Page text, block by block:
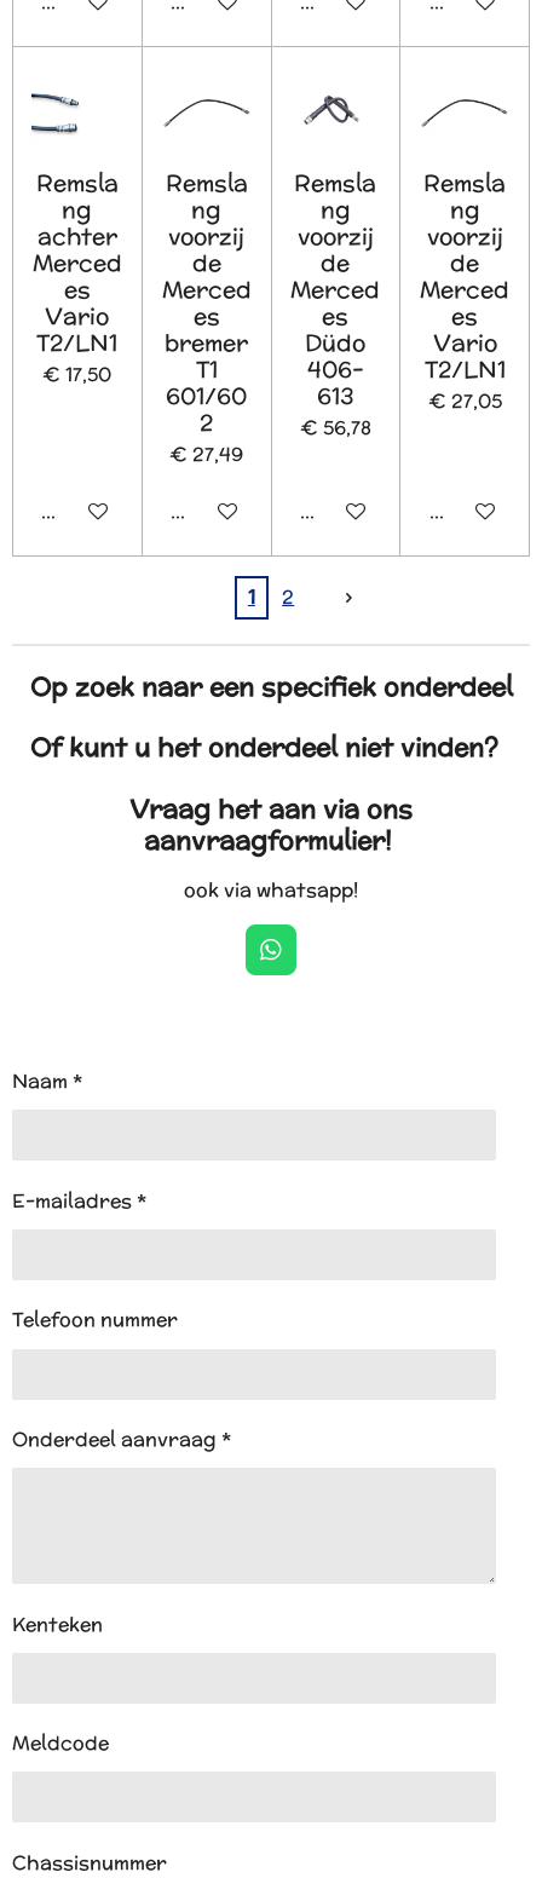
Remsla
ng
achter
Merced
es
Vario
T2/LN1
€ 17,50
In winkelwagen
Remsla
ng
voorzij
de
Merced
es
bremer
T1
601/60
2
€ 27,49
In winkelwagen
Remsla
ng
voorzij
de
Merced
es
Düdo
406-
613
€ 56,78
In winkelwagen
Remsla
ng
voorzij
de
Merced
es
Vario
T2/LN1
€ 27,05
In
1 2
Op zoek naar een specifiek onderdeel
Of kunt u het onderdeel niet vinden?
Vraag het aan via ons
aanvraagformulier!
ook via whatsapp!
W
h
Naam *
E-mailadres *
Telefoon nummer
Onderdeel aanvraag *
Kenteken
Meldcode
Chassisnummer